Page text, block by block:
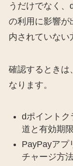
うだけでなく、
の利用に影響が
内されていない
確認するときは
なります。
dポイントク
道と有効期
PayPayアプ
チャージ方